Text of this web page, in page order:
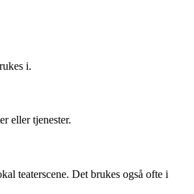
i.
eller tjenester.
teaterscene. Det brukes også ofte i